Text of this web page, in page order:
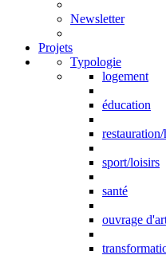
Newsletter
Projets
Typologie
logement
éducation
sport/loisirs
santé
ouvrage